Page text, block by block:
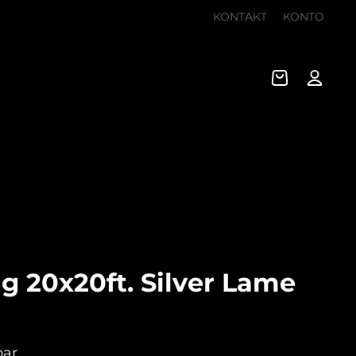
KONTAKT KONTO
20x20ft. Silver Lame